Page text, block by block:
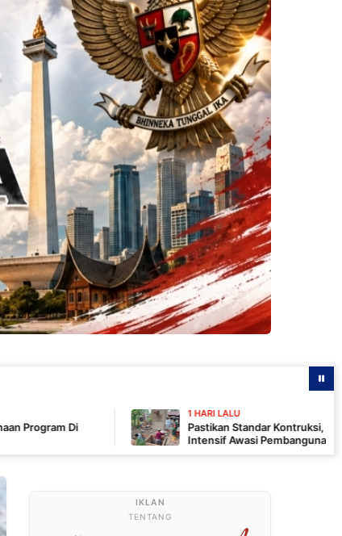
1 HARI LALU
Pastikan Standar Kontruksi, Komandan SSK TMMD
Intensif Awasi Pembangunan MCK di Wanam
TENTANG